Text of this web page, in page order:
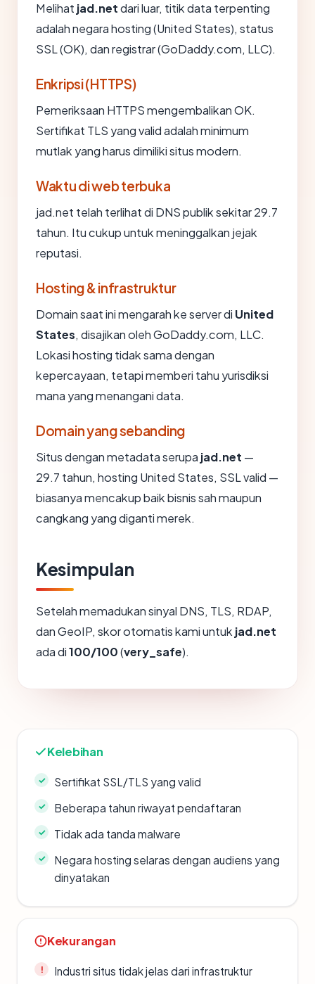
Melihat jad.netdari luar, titik data terpenting
adalah negara hosting (United States), status
SSL (OK), dan registrar (GoDaddy.com, LLC).
Enkripsi (HTTPS)
Pemeriksaan HTTPS mengembalikan OK.
Sertifikat TLS yang valid adalah minimum
mutlak yang harus dimiliki situs modern.
Waktu di web terbuka
jad.net telah terlihat di DNS publik sekitar 29.7
tahun. Itu cukup untuk meninggalkan jejak
reputasi.
Hosting & infrastruktur
Domain saat ini mengarah ke server di United
States, disajikan oleh GoDaddy.com, LLC.
Lokasi hosting tidak sama dengan
kepercayaan, tetapi memberi tahu yurisdiksi
mana yang menangani data.
Domain yang sebanding
Situs dengan metadata serupa jad.net —
29.7 tahun, hosting United States, SSL valid —
biasanya mencakup baik bisnis sah maupun
cangkang yang diganti merek.
Kesimpulan
Setelah memadukan sinyal DNS, TLS, RDAP,
dan GeoIP, skor otomatis kami untuk jad.net
ada di100/100(very_safe).
Kelebihan
Sertifikat SSL/TLS yang valid
Beberapa tahun riwayat pendaftaran
Tidak ada tanda malware
Negara hosting selaras dengan audiens yang
dinyatakan
Kekurangan
Industri situs tidak jelas dari infrastruktur